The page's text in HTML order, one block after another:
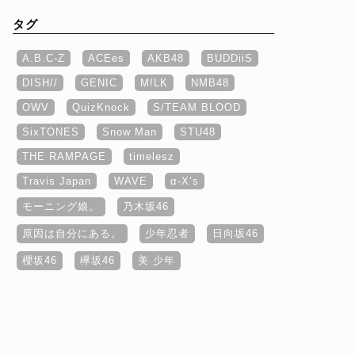
タグ
A.B.C-Z ACEes AKB48 BUDDiiS
DISH// GENIC M!LK NMB48
OWV QuizKnock S/TEAM BLOOD
SixTONES Snow Man STU48
THE RAMPAGE timelesz
Travis Japan WAVE α‐X’s
モーニング娘。 乃木坂46
原因は自分にある。 少年忍者 日向坂46
櫻坂46 欅坂46 美 少年